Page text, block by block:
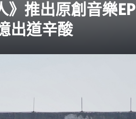
》推出原創音樂EP
出道辛酸